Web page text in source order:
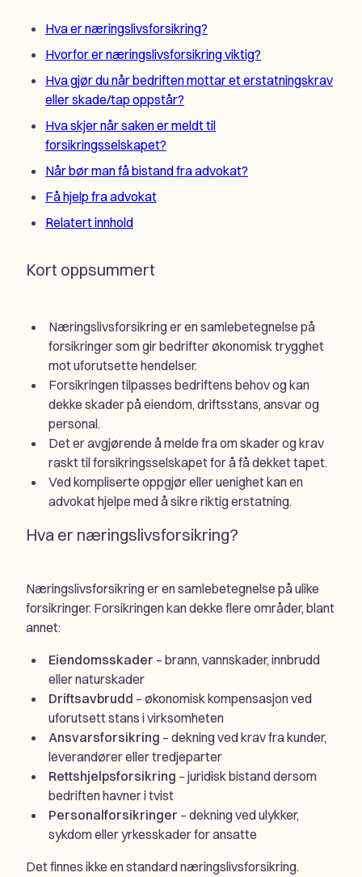
Hva er næringslivsforsikring?
Hvorfor er næringslivsforsikring viktig?
Hva gjør du når bedriften mottar et erstatningskrav
eller skade/tap oppstår?
Hva skjer når saken er meldt til
forsikringsselskapet?
Når bør man få bistand fra advokat?
Få hjelp fra advokat
Relatert innhold
Kort oppsummert
Næringslivsforsikring er en samlebetegnelse på
forsikringer som gir bedrifter økonomisk trygghet
mot uforutsette hendelser.
Forsikringen tilpasses bedriftens behov og kan
dekke skader på eiendom, driftsstans, ansvar og
personal.
Det er avgjørende å melde fra om skader og krav
raskt til forsikringsselskapet for å få dekket tapet.
Ved kompliserte oppgjør eller uenighet kan en
advokat hjelpe med å sikre riktig erstatning.
Hva er næringslivsforsikring?
Næringslivsforsikring er en samlebetegnelse på ulike
forsikringer. Forsikringen kan dekke flere områder, blant
annet:
Eiendomsskader – brann, vannskader, innbrudd
eller naturskader
Driftsavbrudd – økonomisk kompensasjon ved
uforutsett stans i virksomheten
Ansvarsforsikring – dekning ved krav fra kunder,
leverandører eller tredjeparter
Rettshjelpsforsikring – juridisk bistand dersom
bedriften havner i tvist
Personalforsikringer – dekning ved ulykker,
sykdom eller yrkesskader for ansatte
Det finnes ikke en standard næringslivsforsikring.